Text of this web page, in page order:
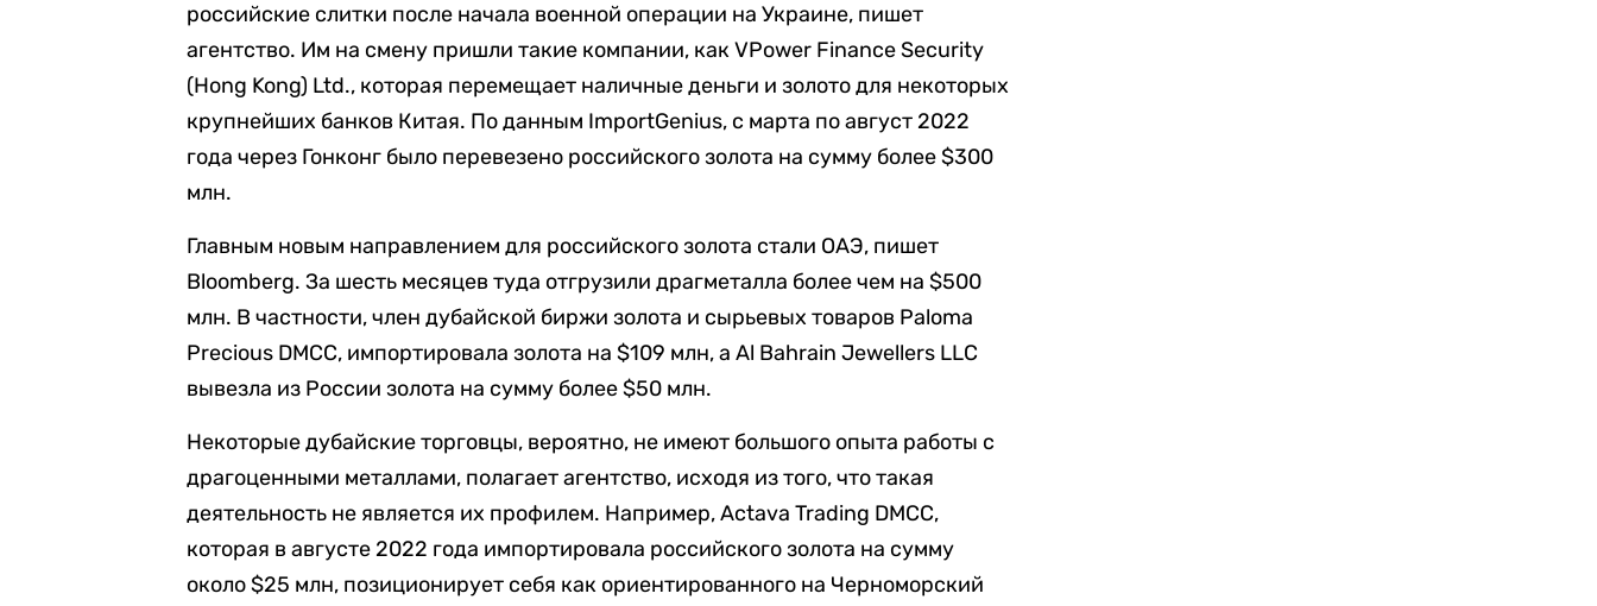
российские слитки после начала военной операции на Украине, пишет
агентство. Им на смену пришли такие компании, как VPower Finance Security
(Hong Kong) Ltd., которая перемещает наличные деньги и золото для некоторых
крупнейших банков Китая. По данным ImportGenius, с марта по август 2022
года через Гонконг было перевезено российского золота на сумму более $300
млн.
Главным новым направлением для российского золота стали ОАЭ, пишет
Bloomberg. За шесть месяцев туда отгрузили драгметалла более чем на $500
млн. В частности, член дубайской биржи золота и сырьевых товаров Paloma
Precious DMCC, импортировала золота на $109 млн, а Al Bahrain Jewellers LLC
вывезла из России золота на сумму более $50 млн.
Некоторые дубайские торговцы, вероятно, не имеют большого опыта работы с
драгоценными металлами, полагает агентство, исходя из того, что такая
деятельность не является их профилем. Например, Actava Trading DMCC,
которая в августе 2022 года импортировала российского золота на сумму
около $25 млн, позиционирует себя как ориентированного на Черноморский